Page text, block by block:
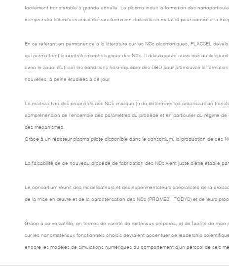
facilement transférable à grande échelle. Le plasma induit la formation des
comprendre les mécanismes de transformation des sels en métal et pour contrôler la
En se référant en permanence à la littérature sur les NCs plasmoniques, PLASSEL
qui permettront le contrôle morphologique des NCs. Il développera aussi des outils
avec le souci d’utiliser les conditions hors-équilibre des DBD pour promouvoir la
nouvelles, à peine étudiées à ce jour.
La maitrise fine des propriétés des NCs implique (i) de déterminer les processus de
compréhension de l’ensemble des paramètres du procédé et en particulier du régime
des mécanismes.
Grâce à un réacteur plasma pilote disponible dans le consortium, la production de ces
La faisabilité de ce nouveau procédé de fabrication des NCs vient juste d’être établie
Le consortium réunit des modélisateurs et des expérimentateurs spécialistes de la
de la mise en œuvre et de la caractérisation des NCs (PROMES, ITODYS) et de leurs
Grâce à sa versatilité, en termes de variété de matériaux préparés, et de facilité de
sur les nanomatériaux fonctionnels choisis devraient accentuer ce leadership
encore les modèles de simulations numériques du comportement d’un aérosol de sels